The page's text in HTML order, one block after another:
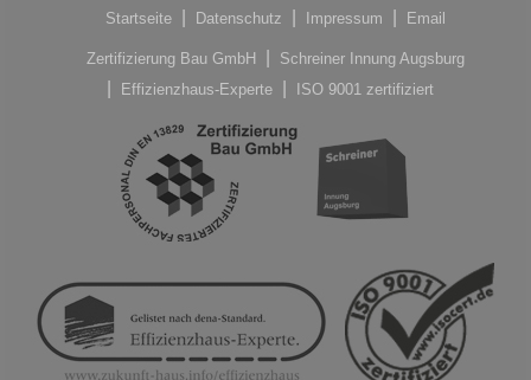
Startseite Datenschutz Impressum Email
Zertifizierung Bau GmbH
Schreiner Innung Augsburg
Effizienzhaus-Experte
ISO 9001 zertifiziert